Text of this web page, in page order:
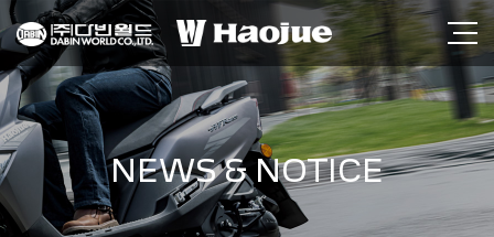
NEWS & NOTICE